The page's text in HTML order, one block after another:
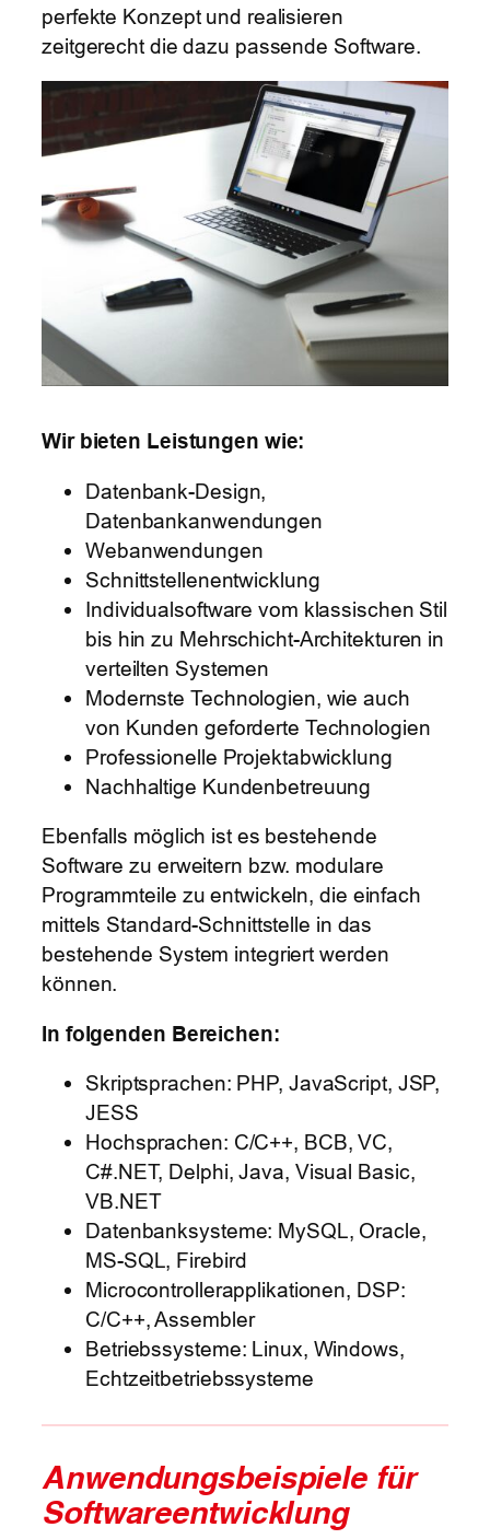
perfekte Konzept und realisieren
zeitgerecht die dazu passende Software.
Wir bieten Leistungen wie:
Datenbank-Design,
Datenbankanwendungen
Webanwendungen
Schnittstellenentwicklung
Individualsoftware vom klassischen Stil
bis hin zu Mehrschicht-Architekturen in
verteilten Systemen
Modernste Technologien, wie auch
von Kunden geforderte Technologien
Professionelle Projektabwicklung
Nachhaltige Kundenbetreuung
Ebenfalls möglich ist es bestehende
Software zu erweitern bzw. modulare
Programmteile zu entwickeln, die einfach
mittels Standard-Schnittstelle in das
bestehende System integriert werden
können.
In folgenden Bereichen:
Skriptsprachen: PHP, JavaScript, JSP,
JESS
Hochsprachen: C/C++, BCB, VC,
C#.NET, Delphi, Java, Visual Basic,
VB.NET
Datenbanksysteme: MySQL, Oracle,
MS-SQL, Firebird
Microcontrollerapplikationen, DSP:
C/C++, Assembler
Betriebssysteme: Linux, Windows,
Echtzeitbetriebssysteme
Anwendungsbeispiele für
Softwareentwicklung